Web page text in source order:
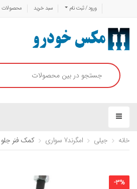
ورود / ثبت نام سبد خرید محصولات
خانه جیلی امگرند7 سواری کمک فنر جلو
-3%